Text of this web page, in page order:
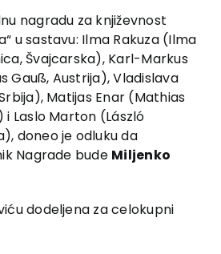
nagradu za književnost
u sastavu: Ilma Rakuza (Ilma
Švajcarska), Karl-Markus
Gauß, Austrija), Vladislava
Matijas Enar (Mathias
i Laslo Marton (László
doneo je odluku da
Nagrade bude Miljenko
dodeljena za celokupni